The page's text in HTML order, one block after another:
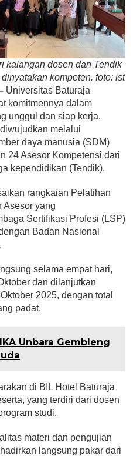
kalangan dosen dan Tendik
kompeten. foto: ist
Universitas Baturaja
komitmennya dalam
unggul dan siap kerja.
melalui
daya manusia (SDM)
24 Asesor Kompetensi dari
kependidikan (Tendik).
rangkaian Pelatihan
Asesor yang
Sertifikasi Profesi (LSP)
Badan Nasional
selama empat hari,
dan dilanjutkan
2025, dengan total
padat.
Unbara Gembleng
di BIL Hotel Baturaja
yang terdiri dari dosen
studi.
materi dan pengujian
langsung pakar dari